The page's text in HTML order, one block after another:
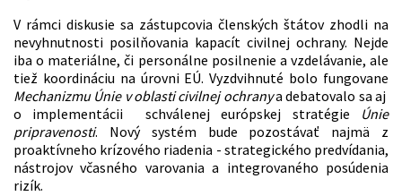
V rámci diskusie sa zástupcovia členských štátov zhodli na
nevyhnutnosti posilňovania kapacít civilnej ochrany. Nejde
iba o materiálne, či personálne posilnenie a vzdelávanie, ale
tiež koordináciu na úrovni EÚ. Vyzdvihnuté bolo fungovane
Mechanizmu Únie v oblasti civilnej ochranya debatovalo sa aj
o implementácii schválenej európskej stratégie Únie
pripravenosti. Nový systém bude pozostávať najmä z
proaktívneho krízového riadenia - strategického predvídania,
nástrojov včasného varovania a integrovaného posúdenia
rizík.